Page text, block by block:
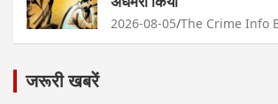
2026-08-05 The Crime Info
जरूरी खबरें